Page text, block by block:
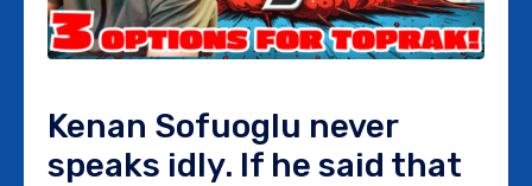
Kenan Sofuoglu never
speaks idly. If he said that